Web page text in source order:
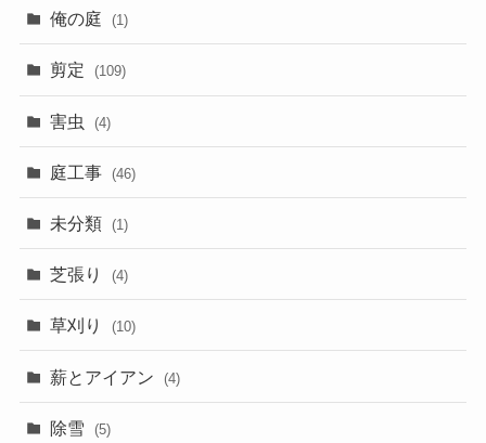
俺の庭 (1)
剪定 (109)
害虫 (4)
庭工事 (46)
未分類 (1)
芝張り (4)
草刈り (10)
薪とアイアン (4)
除雪 (5)